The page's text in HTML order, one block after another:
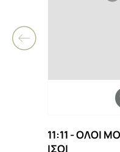
11:11 - ΟΛΟΙ
ΙΣΟΙ